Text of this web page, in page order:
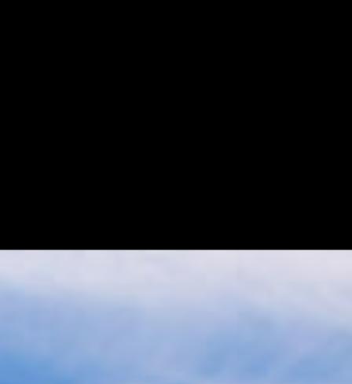
INFORMATION
聯繫資料